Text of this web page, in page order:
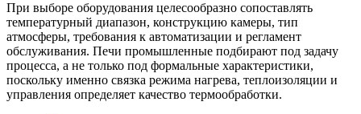
При выборе оборудования целесообразно сопоставлять
температурный диапазон, конструкцию камеры, тип
атмосферы, требования к автоматизации и регламент
обслуживания. Печи промышленные подбирают под задачу
процесса, а не только под формальные характеристики,
поскольку именно связка режима нагрева, теплоизоляции и
управления определяет качество термообработки.